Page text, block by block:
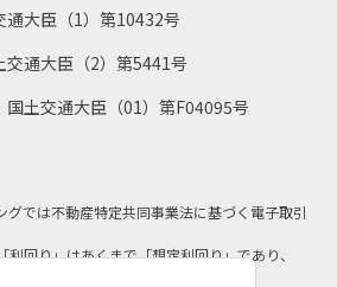
大臣（1）第10432号
通大臣（2）第5441号
土交通大臣（01）第F04095号
グでは不動産特定共同事業法に基づく電子取引
回り」はあくまで「想定利回り」であり、
づき一切行っておりません。